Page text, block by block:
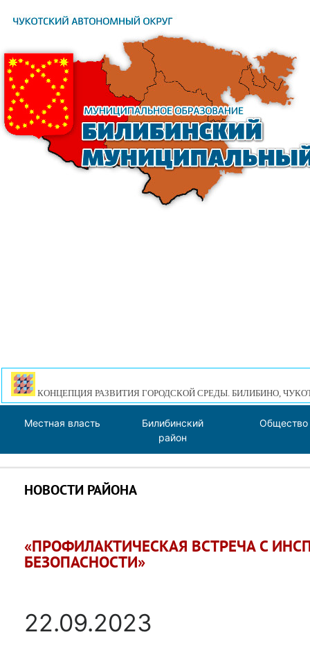
КОНЦЕПЦИЯ РАЗВИТИЯ ГОРОДСКОЙ СРЕДЫ. БИЛИБИНО,
Местная власть
Билибинский
район
Общество
НОВОСТИ РАЙОНА
«ПРОФИЛАКТИЧЕСКАЯ ВСТРЕЧА С
БЕЗОПАСНОСТИ»
22.09.2023